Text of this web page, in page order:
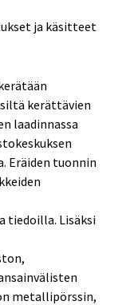
ja käsitteet
kerättävien
laadinnassa
Eräiden tuonnin
tiedoilla. Lisäksi
metallipörssin,